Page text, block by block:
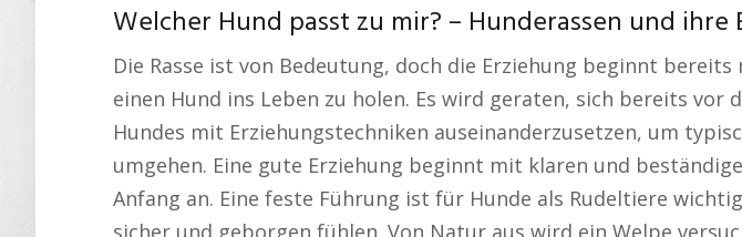
Welcher Hund passt zu mir? – Hunderassen und ihre
Die Rasse ist von Bedeutung, doch die Erziehung beginnt
einen Hund ins Leben zu holen. Es wird geraten, sich bereits vor
Hundes mit Erziehungstechniken auseinanderzusetzen, um
umgehen. Eine gute Erziehung beginnt mit klaren und
Anfang an. Eine feste Führung ist für Hunde als Rudeltiere
sicher und geborgen fühlen. Von Natur aus wird ein Welpe